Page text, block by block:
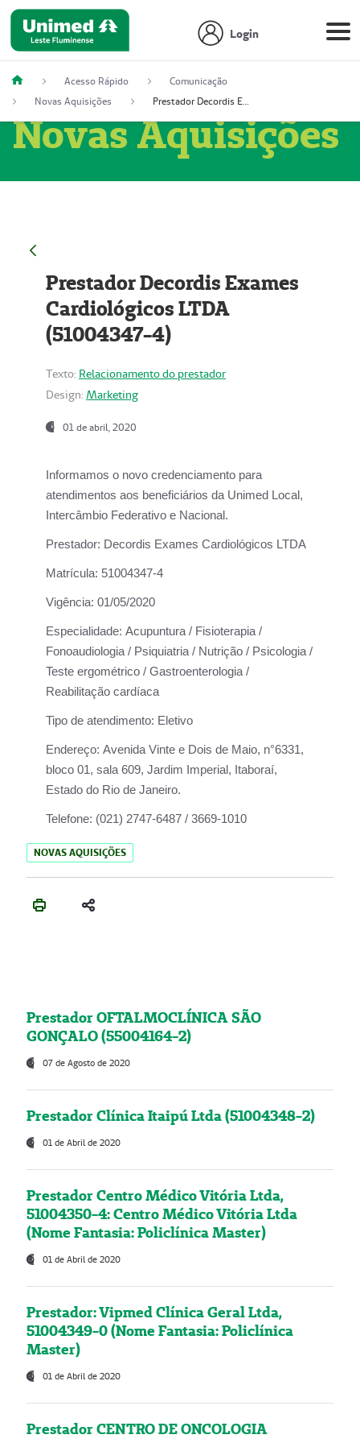
Login
Acesso Rápido
Comunicação
Novas Aquisições
Prestador Decordis Exames Cardiológicos LTDA (51004347-4)
Novas Aquisições
Prestador Decordis Exames
Cardiológicos LTDA
(51004347-4)
Texto: Relacionamento do prestador
Design: Marketing
01 de abril, 2020
Informamos o novo credenciamento para
atendimentos aos beneficiários da Unimed Local,
Intercâmbio Federativo e Nacional.
Prestador: Decordis Exames Cardiológicos LTDA
Matrícula: 51004347-4
Vigência: 01/05/2020
Especialidade: Acupuntura / Fisioterapia /
Fonoaudiologia / Psiquiatria / Nutrição / Psicologia /
Teste ergométrico / Gastroenterologia /
Reabilitação cardíaca
Tipo de atendimento: Eletivo
Endereço: Avenida Vinte e Dois de Maio, n°6331,
bloco 01, sala 609, Jardim Imperial, Itaboraí,
Estado do Rio de Janeiro.
Telefone: (021) 2747-6487 / 3669-1010
NOVAS AQUISIÇÕES
Prestador OFTALMOCLÍNICA SÃO
GONÇALO (55004164-2)
07 de Agosto de 2020
Prestador Clínica Itaipú Ltda (51004348-2)
01 de Abril de 2020
Prestador Centro Médico Vitória Ltda,
51004350-4: Centro Médico Vitória Ltda
(Nome Fantasia: Policlínica Master)
01 de Abril de 2020
Prestador: Vipmed Clínica Geral Ltda,
51004349-0 (Nome Fantasia: Policlínica
Master)
01 de Abril de 2020
Prestador CENTRO DE ONCOLOGIA